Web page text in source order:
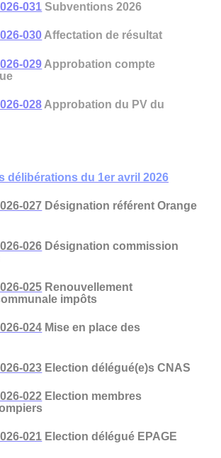
031 Subventions 2026
030 Affectation de résultat
029 Approbation compte
028 Approbation du PV du
délibérations du 1er avril 2026
027 Désignation référent Orange
026 Désignation commission
025 Renouvellement
impôts
024 Mise en place des
023 Election délégué(e)s CNAS
022 Election membres
021 Election délégué EPAGE